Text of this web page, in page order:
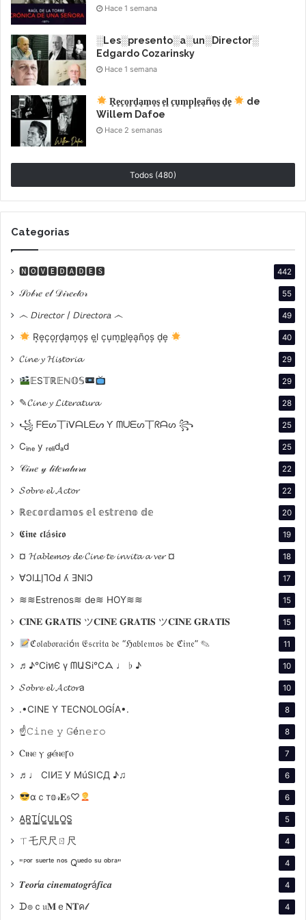
Portadores visuales: nuevas formas de aprender
El cine se despliega en múltiples formatos que
enriquecen la educación:
Streaming (Netflix, MUBI, YouTube):Permite ver
Roma
Fragmentos en clase:
escenas de
debatir sobre autoritarismo, o
alternativas.
Redes sociales:
o
Parasite circulan con comentarios que
resignifican sus mensajes en contextos
contemporáneos.
III. Cine y educación: una relación transformadora
El cine no es solo entretenimiento: es una
herramienta para pensar, sentir y debatir. En el aula, el
otorgando significado desde su contexto y
sensibilidad.
Ejemplos de impacto educativo:
Película
Tema
La noche
de los
lápices
Dictadura
Matrix /
tecnología,
Hace 1 semana
░Les░presento░a░un░Director░
Edgardo Cozarinsky
Hace 1 semana
R͙e͙c͙o͙r͙d͙a͙m͙o͙s͙ e͙l͙ c͙u͙m͙p͙l͙e͙a͙ño͙s͙ d͙e͙
de
Willem Dafoe
Hace 2 semanas
Todos (480)
Categorias
🅽🅾🆅🅴🅳🅰🅳🅴🆂 442
𝒮𝑜𝒷𝓇𝑒 𝑒𝓁 𝒟𝒾𝓇𝑒𝒸𝓉𝑜𝓇 55
෴ 𝘋𝘪𝘳𝘦𝘤𝘵𝘰𝘳 / 𝘋𝘪𝘳𝘦𝘤𝘵𝘰𝘳𝘢 ෴ 49
R͙e͙c͙o͙r͙d͙a͙m͙o͙s͙ e͙l͙ c͙u͙m͙p͙l͙e͙a͙ño͙s͙ d͙e͙ 40
𝓒𝓲𝓷𝓮 𝔂 𝓗𝓲𝓼𝓽𝓸𝓻𝓲𝓪 29
𝔼S𝕋ℝ𝔼ℕ𝕆𝕊 29
✎𝓒𝓲𝓷𝓮 𝔂 𝓛𝓲𝓽𝓮𝓻𝓪𝓽𝓾𝓻𝓪 28
꧁ ᖴᗴᔕ丅Ꭵᐯᗩᒪᗴᔕ Ƴ ᗰᑌᗴᔕ丅ᖇᗩᔕ ꧂ 25
Cᵢₙₑ y ᵣₑₗᵢdₐd 25
𝒞𝒾𝓃𝑒 𝓎 𝓁𝒾𝓉𝑒𝓇𝒶𝓉𝓊𝓇𝒶 22
𝓢𝓸𝓫𝓻𝓮 𝓮𝓵 𝓐𝓬𝓽𝓸𝓻 22
ℝ𝕖𝕔𝕠𝕣𝕕𝕒𝕞𝕠𝕤 𝕖𝕝 𝕖𝕤𝕥𝕣𝕖𝕟𝕠 𝕕𝕖 20
𝕮𝖎𝖓𝖊 𝖈𝖑á𝖘𝖎𝖈𝖔 19
¤ 𝓗𝓪𝓫𝓵𝓮𝓶𝓸𝓼 𝓭𝓮 𝓒𝓲𝓷𝓮 𝓽𝓮 𝓲𝓷𝓿𝓲𝓽𝓪 𝓪 𝓿𝓮𝓻 ¤ 18
∀ϽIꓕI̗⅂OԀ ʎ ƎNIϽ 17
≋≋Estrenos≋ de≋ HOY≋≋ 15
𝐂𝐈𝐍𝐄 𝐆𝐑𝐀𝐓𝐈𝐒 ツ𝐂𝐈𝐍𝐄 𝐆𝐑𝐀𝐓𝐈𝐒 ツ𝐂𝐈𝐍𝐄 𝐆𝐑𝐀𝐓𝐈𝐒 15
ℭ𝔬𝔩𝔞𝔟𝔬𝔯𝔞𝔠𝔦ó𝔫 𝔈𝔰𝔠𝔯𝔦𝔱𝔞 𝔡𝔢 “ℌ𝔞𝔟𝔩𝔢𝔪𝔬𝔰 𝔡𝔢 ℭ𝔦𝔫𝔢” ✎ 11
♬♪℃іทЄ ү ᗰԱՏі℃ᗋ ♩ ♭ ♪ 10
𝓢𝓸𝓫𝓻𝓮 𝓮𝓵 𝓐𝓬𝓽𝓸𝓻a 10
.•CINE Y TECNOLOGÍA•. 8
☝𝙲𝚒𝚗𝚎 𝚢 𝙶é𝚗𝚎𝚛𝚘 8
Ⲥⲓⲛⲉ ⲩ 𝓰ⲉ́ⲛⲉꞅⲟ 7
♬♩ CIИΞ У MúSICД ♪♫ 6
αｃт𝕠𝓇𝐄𝔰♡ 6
A̳R̳T̳Í̳C̳U̳L̳O̳S̳ 5
ㄒ乇尺尺ㄖ尺 4
"ᴾᵒʳ ˢᵘᵉʳᵗᵉ ⁿᵒˢ Qᵘᵉᵈᵒ ˢᵘ ᵒᵇʳᵃ" 4
𝑻𝒆𝒐𝒓í𝒂 𝒄𝒊𝒏𝒆𝒎𝒂𝒕𝒐𝒈𝒓á𝒇𝒊𝒄𝒂 4
ᗪ๏ｃ𝔲𝐌ｅ𝐍𝐓ค𝓁 4